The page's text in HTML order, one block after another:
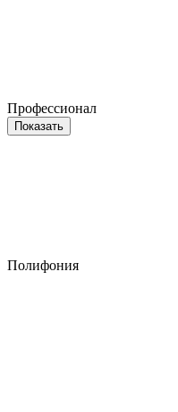
Профессионал
Показать
Полифония